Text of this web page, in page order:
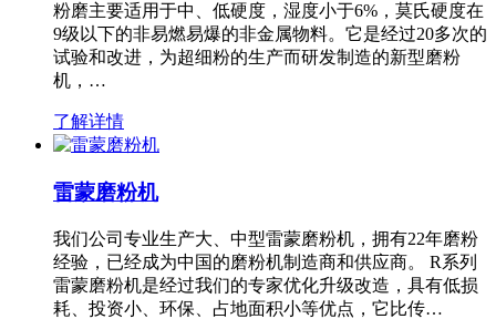
粉磨主要适用于中、低硬度，湿度小于6%，莫氏硬度在
9级以下的非易燃易爆的非金属物料。它是经过20多次的
试验和改进，为超细粉的生产而研发制造的新型磨粉
机，…
了解详情
雷蒙磨粉机
我们公司专业生产大、中型雷蒙磨粉机，拥有22年磨粉
经验，已经成为中国的磨粉机制造商和供应商。 R系列
雷蒙磨粉机是经过我们的专家优化升级改造，具有低损
耗、投资小、环保、占地面积小等优点，它比传…